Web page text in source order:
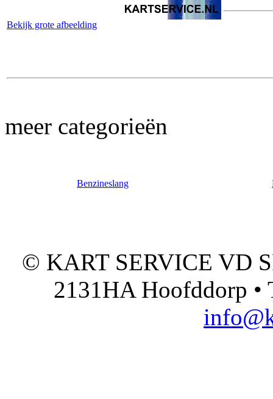
Bekijk grote afbeelding
meer categorieën
Benzineslang
© KART SERVICE VD
2131HA Hoofddorp •